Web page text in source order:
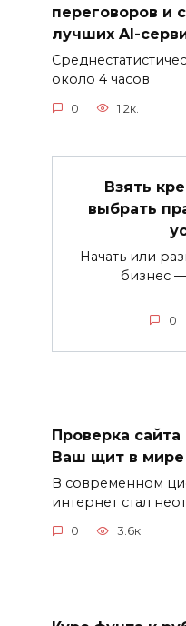
переговоров и
лучших AI-
около 4 часов
0 1.2к.
Взять
выбрать
Начать или
бизнес
0
Проверка
Ваш щит в мире
В современном
интернет стал
0 3.6к.